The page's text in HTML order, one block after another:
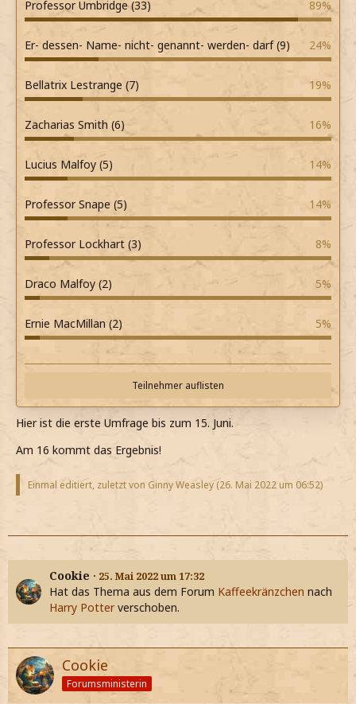
Professor Umbridge (33) 89%
Er- dessen- Name- nicht- genannt- werden- darf (9) 24%
Bellatrix Lestrange (7) 19%
Zacharias Smith (6) 16%
Lucius Malfoy (5) 14%
Professor Snape (5) 14%
Professor Lockhart (3) 8%
Draco Malfoy (2) 5%
Ernie MacMillan (2) 5%
Teilnehmer auflisten
Hier ist die erste Umfrage bis zum 15. Juni.
Am 16 kommt das Ergebnis!
Einmal editiert, zuletzt von Ginny Weasley (26. Mai 2022 um 06:52)
Cookie 25. Mai 2022 um 17:32
Hat das Thema aus dem Forum Kaffeekränzchen nach
Harry Potter verschoben.
Cookie
Forumsministerin